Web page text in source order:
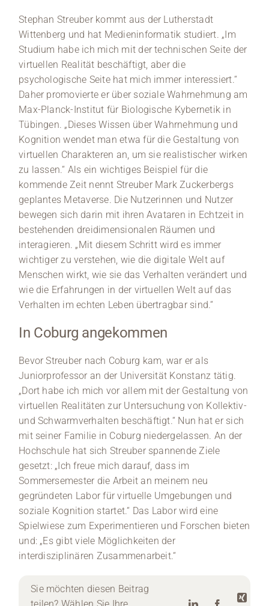
Stephan Streuber kommt aus der Lutherstadt
Wittenberg und hat Medieninformatik studiert. „Im
Studium habe ich mich mit der technischen Seite der
virtuellen Realität beschäftigt, aber die
psychologische Seite hat mich immer interessiert.“
Daher promovierte er über soziale Wahrnehmung am
Max-Planck-Institut für Biologische Kybernetik in
Tübingen. „Dieses Wissen über Wahrnehmung und
Kognition wendet man etwa für die Gestaltung von
virtuellen Charakteren an, um sie realistischer wirken
zu lassen.“ Als ein wichtiges Beispiel für die
kommende Zeit nennt Streuber Mark Zuckerbergs
geplantes Metaverse. Die Nutzerinnen und Nutzer
bewegen sich darin mit ihren Avataren in Echtzeit in
bestehenden dreidimensionalen Räumen und
interagieren. „Mit diesem Schritt wird es immer
wichtiger zu verstehen, wie die digitale Welt auf
Menschen wirkt, wie sie das Verhalten verändert und
wie die Erfahrungen in der virtuellen Welt auf das
Verhalten im echten Leben übertragbar sind.“
In Coburg angekommen
Bevor Streuber nach Coburg kam, war er als
Juniorprofessor an der Universität Konstanz tätig.
„Dort habe ich mich vor allem mit der Gestaltung von
virtuellen Realitäten zur Untersuchung von Kollektiv-
und Schwarmverhalten beschäftigt.“ Nun hat er sich
mit seiner Familie in Coburg niedergelassen. An der
Hochschule hat sich Streuber spannende Ziele
gesetzt: „Ich freue mich darauf, dass im
Sommersemester die Arbeit an meinem neu
gegründeten Labor für virtuelle Umgebungen und
soziale Kognition startet.“ Das Labor wird eine
Spielwiese zum Experimentieren und Forschen bieten
und: „Es gibt viele Möglichkeiten der
interdisziplinären Zusammenarbeit.“
Sie möchten diesen Beitrag